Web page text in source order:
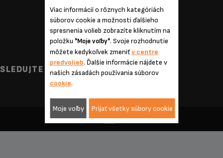
PODMIENKY POUŽITIA
OBCHODNÉ PODMIENKY
ZÁSADY OCHRANY SÚKROMIA
Právne upozornenie
SLEDUJTE SPOLOČNOSŤ KRUPS
Viac informácií o rôznych kategóriách
súborov cookie a možnosti ďalšieho
spresnenia volieb zobrazíte kliknutím na
položku "Moje voľby". Svoje rozhodnutie
môžete kedykoľvek zmeniťv centre
predvolieb. Ďalšie informácie nájdete v
našich zásadách používania súborov
cookie.
Moje voľby Prijať všetky súbory cookie